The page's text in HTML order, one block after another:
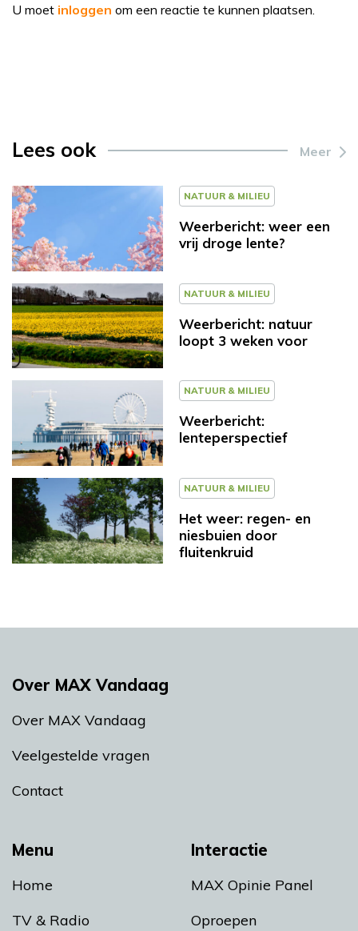
U moet inloggen om een reactie te kunnen plaatsen.
Lees ook Meer
NATUUR & MILIEU
Weerbericht: weer een
vrij droge lente?
NATUUR & MILIEU
Weerbericht: natuur
loopt 3 weken voor
NATUUR & MILIEU
Weerbericht:
lenteperspectief
NATUUR & MILIEU
Het weer: regen- en
niesbuien door
fluitenkruid
Menu
Home
TV & Radio
Interactie
MAX Opinie Panel
Oproepen
Over MAX Vandaag
Over MAX Vandaag
Veelgestelde vragen
Contact